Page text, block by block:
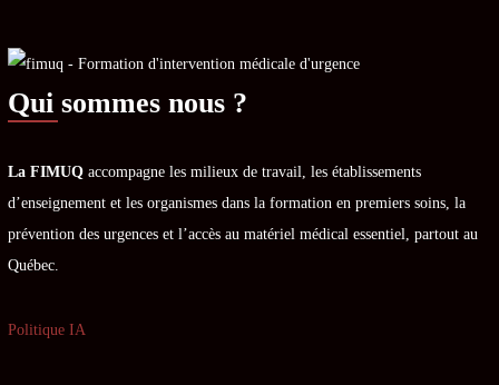
Qui sommes nous ?
La FIMUQ accompagne les milieux de travail, les établissements
d’enseignement et les organismes dans la formation en premiers soins, la
prévention des urgences et l’accès au matériel médical essentiel, partout au
Québec.
Politique IA